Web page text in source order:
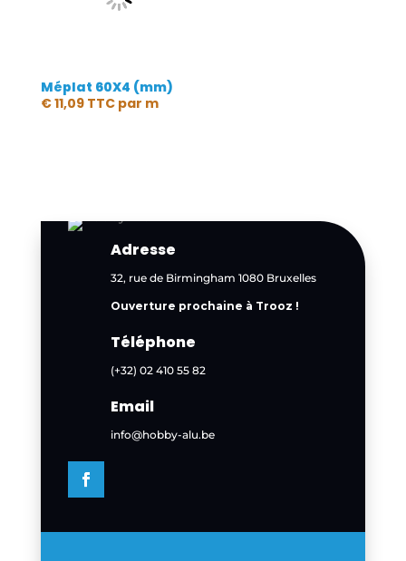
Méplat 60X4 (mm)
€11,09 TTCpar m
Adresse
32, rue de Birmingham 1080 Bruxelles
Ouverture prochaine à Trooz !
Téléphone
(+32) 02 410 55 82
Email
info@hobby-alu.be